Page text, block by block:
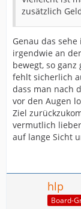
zusätzlich
Genau das
irgendwie an
bewegt, so
fehlt sicherlich
dass man nach
vor den Augen
Ziel
vermutlich
auf lange Sicht
hlp
Board-